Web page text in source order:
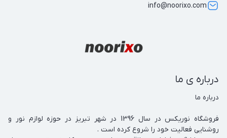
درباره ی ما
info@noorixo.com